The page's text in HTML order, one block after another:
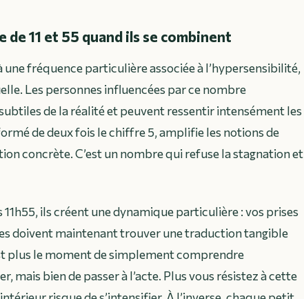
11 et 55 quand ils se combinent
une fréquence particulière associée à l’hypersensibilité,
Les personnes influencées par ce nombre
de la réalité et peuvent ressentir intensément les
de deux fois le chiffre 5, amplifie les notions de
concrète. C’est un nombre qui refuse la stagnation et
ils créent une dynamique particulière : vos prises
doivent maintenant trouver une traduction tangible
plus le moment de simplement comprendre
mais bien de passer à l’acte. Plus vous résistez à cette